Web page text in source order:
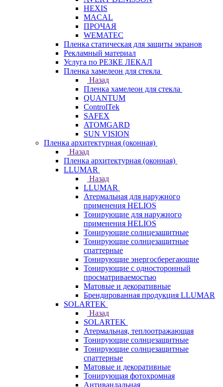
HEXIS
MACAL
ПРОЧАЯ
WEMATEC
Пленка статическая для защиты экранов
Рекламный материал
Услуга по РЕЗКЕ ЛЕКАЛ
Пленка хамелеон для стекла
Назад
Пленка хамелеон для стекла
QUANTUM
ControlTek
SAFEX
ATOMGARD
SUN VISION
Пленка архитектурная (оконная)
Назад
Пленка архитектурная (оконная)
LLUMAR
Назад
LLUMAR
Атермальная для наружного
применения HELIOS
Тонирующие для наружного
применения HELIOS
Тонирующие солнцезащитные
Тонирующие солнцезащитные
спаттерные
Тонирующие энергосберегающие
Тонирующие с односторонный
просматриваемостью
Матовые и декоративные
Брендированная продукция LLUMAR
SOLARTEK
Назад
SOLARTEK
Атермальная, теплоотражающая
Тонирующие солнцезащитные
Тонирующие солнцезащитные
спаттерные
Матовые и декоративные
Тонирующая фотохромная
Антивандальная